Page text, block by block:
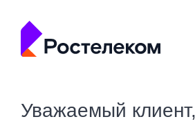
Уважаемый клиент,